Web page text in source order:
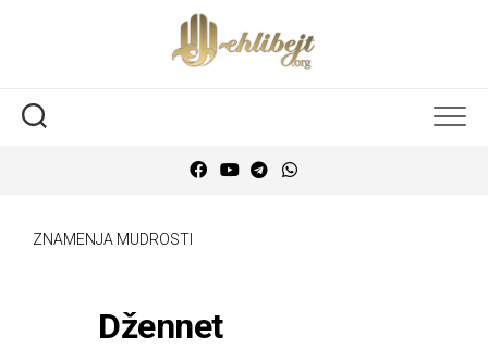
ZNAMENJA MUDROSTI
Džennet